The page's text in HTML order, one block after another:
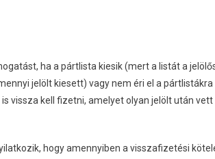
ha a pártlista kiesik (mert a listát a
jelölt kiesett) vagy nem éri el a
vissza kell fizetni, amelyet olyan jelölt után vett
hogy amennyiben a visszafizetési